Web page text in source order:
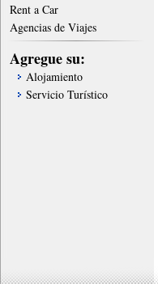
Rent a Car
Agencias de Viajes
Agregue su:
Alojamiento
Servicio Turístico